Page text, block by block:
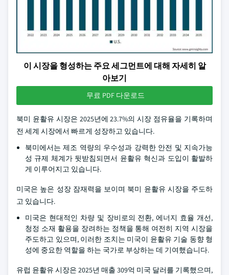
이 시장을 형성하는 주요 세그먼트에 대해 자세히 알
아보기
무료 PDF 다운로드
북미 윤활유 시장은 2025년에 23.7%의 시장 점유율을 기록하며
전 세계 시장에서 빠르게 성장하고 있습니다.
북미에서는 제조 역량의 우수성과 강력한 안전 및 지속가능
성 규제 체계가 뒷받침되면서 윤활유 혁신과 도입이 활발하
게 이루어지고 있습니다.
미국은 높은 성장 잠재력을 보이며 북미 윤활유 시장을 주도하
고 있습니다.
미국은 현대적인 차량 및 장비로의 전환, 에너지 효율 개선,
청정 소재 활용을 장려하는 정책을 통해 여전히 지역 시장을
주도하고 있으며, 이러한 조치는 미국이 윤활유 기술 동향 형
성에 중요한 역할을 하는 국가로 부상하는 데 기여했습니다.
유럽 윤활유 시장은 2025년 매출 309억 미국 달러를 기록했으며,